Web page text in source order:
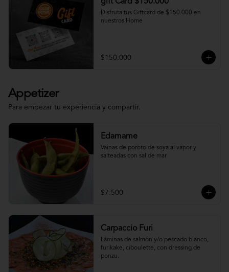
Disfruta tus Giftcard de $150.000 en
nuestros Home
$150.000
Appetizer
Para empezar tu experiencia y compartir.
Edamame
Vainas de poroto de soya al vapor y
salteadas con sal de mar
$7.500
Carpaccio Furi
Láminas de salmón y/o pescado blanco,
furikake, ciboulette, con dressing de
ponzu.